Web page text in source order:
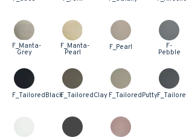
F_Manta-
Grey
F_Manta-
Pearl
F_Pearl F-
Pebble
F_TailoredBlackF_TailoredClay F_TailoredPutty